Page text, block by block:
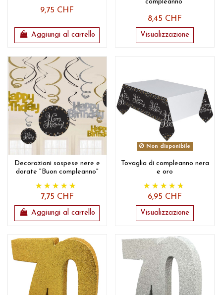
9,75 CHF
Aggiungi al carrello
compleanno"
8,45 CHF
Visualizzazione
Decorazioni sospese nere e
dorate "Buon compleanno"
7,75 CHF
Aggiungi al carrello
Non disponibile
Tovaglia di compleanno nera
e oro
6,95 CHF
Visualizzazione